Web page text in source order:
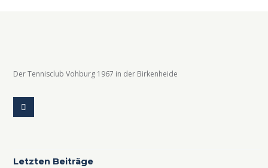
Der Tennisclub Vohburg 1967 in der Birkenheide
Letzten Beiträge